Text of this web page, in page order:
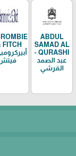
ABDUL
SAMAD AL
QURASHI -
عبد الصمد
القرشي